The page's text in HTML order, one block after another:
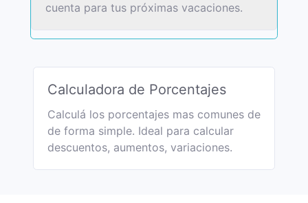
cuenta para tus próximas vacaciones.
Calculadora de Porcentajes
Calculá los porcentajes mas comunes de
de forma simple. Ideal para calcular
descuentos, aumentos, variaciones.